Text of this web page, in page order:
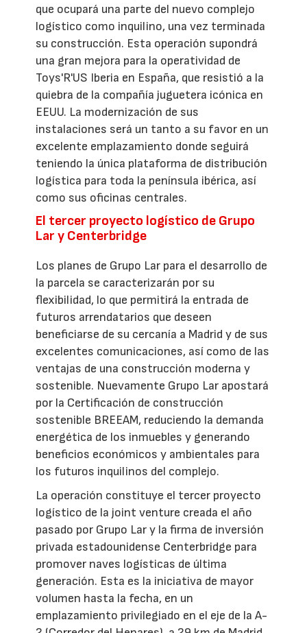
que ocupará una parte del nuevo complejo
logístico como inquilino, una vez terminada
su construcción. Esta operación supondrá
una gran mejora para la operatividad de
Toys'R'US Iberia en España, que resistió a la
quiebra de la compañía juguetera icónica en
EEUU. La modernización de sus
instalaciones será un tanto a su favor en un
excelente emplazamiento donde seguirá
teniendo la única plataforma de distribución
logística para toda la península ibérica, así
como sus oficinas centrales.
El tercer proyecto logístico de Grupo
Lar y Centerbridge
Los planes de Grupo Lar para el desarrollo de
la parcela se caracterizarán por su
flexibilidad, lo que permitirá la entrada de
futuros arrendatarios que deseen
beneficiarse de su cercanía a Madrid y de sus
excelentes comunicaciones, así como de las
ventajas de una construcción moderna y
sostenible. Nuevamente Grupo Lar apostará
por la Certificación de construcción
sostenible BREEAM, reduciendo la demanda
energética de los inmuebles y generando
beneficios económicos y ambientales para
los futuros inquilinos del complejo.
La operación constituye el tercer proyecto
logístico de la joint venture creada el año
pasado por Grupo Lar y la firma de inversión
privada estadounidense Centerbridge para
promover naves logísticas de última
generación. Esta es la iniciativa de mayor
volumen hasta la fecha, en un
emplazamiento privilegiado en el eje de la A-